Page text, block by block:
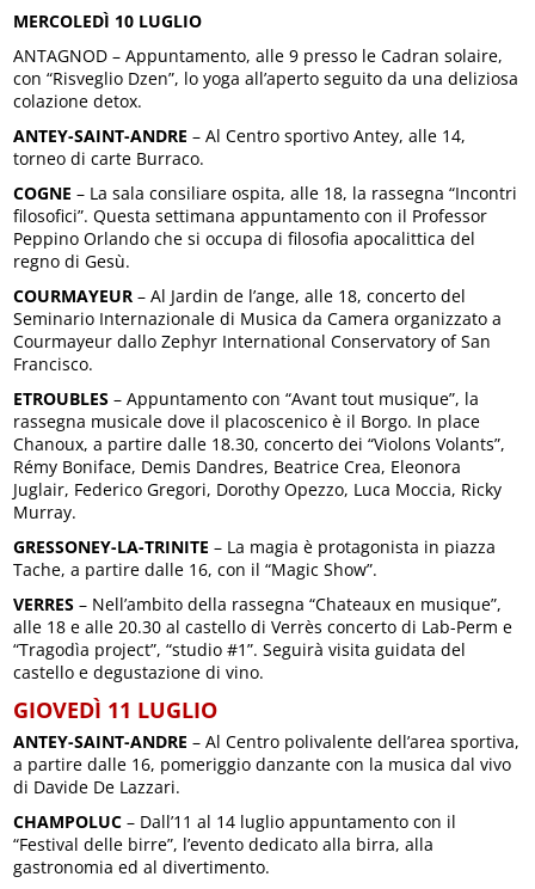
MERCOLEDÌ 10 LUGLIO
ANTAGNOD – Appuntamento, alle 9 presso le Cadran solaire,
con “Risveglio Dzen”, lo yoga all’aperto seguito da una deliziosa
colazione detox.
ANTEY-SAINT-ANDRE – Al Centro sportivo Antey, alle 14,
torneo di carte Burraco.
COGNE – La sala consiliare ospita, alle 18, la rassegna “Incontri
filosofici”. Questa settimana appuntamento con il Professor
Peppino Orlando che si occupa di filosofia apocalittica del
regno di Gesù.
COURMAYEUR – Al Jardin de l’ange, alle 18, concerto del
Seminario Internazionale di Musica da Camera organizzato a
Courmayeur dallo Zephyr International Conservatory of San
Francisco.
ETROUBLES – Appuntamento con “Avant tout musique”, la
rassegna musicale dove il placoscenico è il Borgo. In place
Chanoux, a partire dalle 18.30, concerto dei “Violons Volants”,
Rémy Boniface, Demis Dandres, Beatrice Crea, Eleonora
Juglair, Federico Gregori, Dorothy Opezzo, Luca Moccia, Ricky
Murray.
GRESSONEY-LA-TRINITE – La magia è protagonista in piazza
Tache, a partire dalle 16, con il “Magic Show”.
VERRES – Nell’ambito della rassegna “Chateaux en musique”,
alle 18 e alle 20.30 al castello di Verrès concerto di Lab-Perm e
“Tragodìa project”, “studio #1”. Seguirà visita guidata del
castello e degustazione di vino.
GIOVEDÌ 11 LUGLIO
ANTEY-SAINT-ANDRE – Al Centro polivalente dell’area sportiva,
a partire dalle 16, pomeriggio danzante con la musica dal vivo
di Davide De Lazzari.
CHAMPOLUC – Dall’11 al 14 luglio appuntamento con il
“Festival delle birre”, l’evento dedicato alla birra, alla
gastronomia ed al divertimento.